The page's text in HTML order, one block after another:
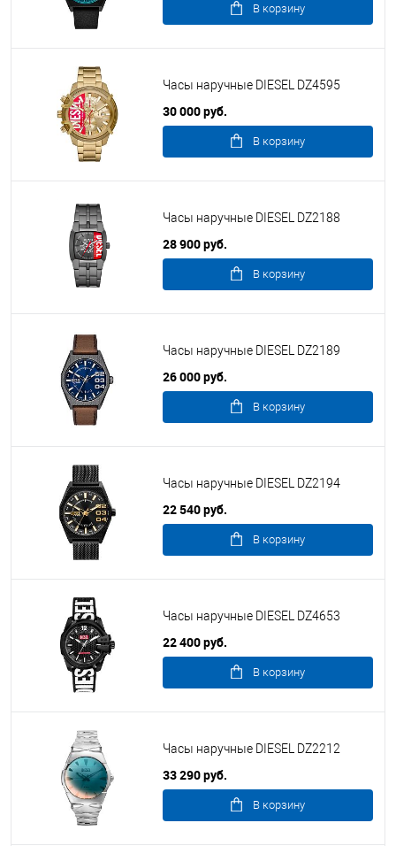
В корзину
Часы наручные DIESEL DZ4595
30 000 руб.
В корзину
Часы наручные DIESEL DZ2188
28 900 руб.
В корзину
Часы наручные DIESEL DZ2189
26 000 руб.
В корзину
Часы наручные DIESEL DZ2194
22 540 руб.
В корзину
Часы наручные DIESEL DZ4653
22 400 руб.
В корзину
Часы наручные DIESEL DZ2212
33 290 руб.
В корзину